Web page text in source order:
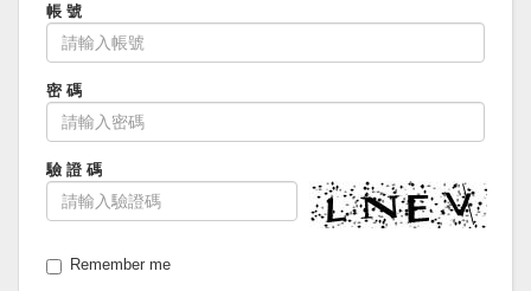
帳 號
密 碼
驗 證 碼
Remember me